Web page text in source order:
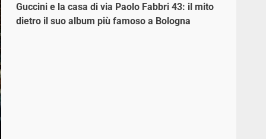
Guccini e la casa di via Paolo Fabbri 43: il mito
dietro il suo album più famoso a Bologna